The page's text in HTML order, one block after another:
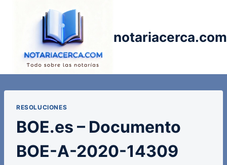
notariacerca.com
RESOLUCIONES
BOE.es – Documento
BOE-A-2020-14309